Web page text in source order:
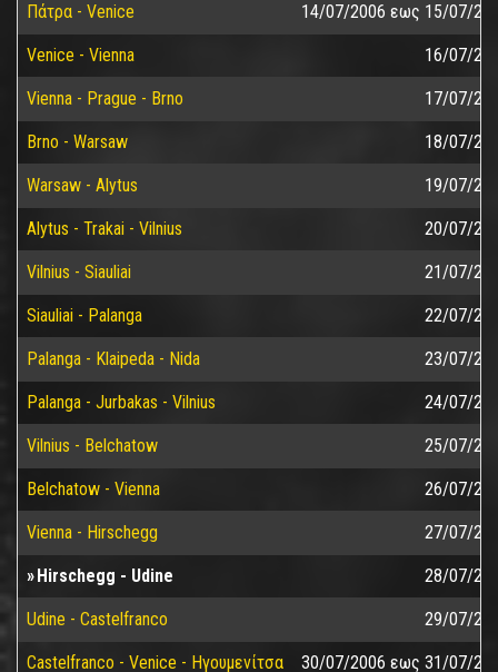
Πάτρα - Venice 14/07/2006 εως 15/07/
Venice - Vienna 16/07/
Vienna - Prague - Brno 17/07/
Brno - Warsaw 18/07/
Warsaw - Alytus 19/07/
Alytus - Trakai - Vilnius 20/07/
Vilnius - Siauliai 21/07/
Siauliai - Palanga 22/07/
Palanga - Klaipeda - Nida 23/07/
Palanga - Jurbakas - Vilnius 24/07/
Vilnius - Belchatow 25/07/
Belchatow - Vienna 26/07/
Vienna - Hirschegg 27/07/
Hirschegg - Udine 28/07/
Udine - Castelfranco 29/07/
Castelfranco - Venice - Ηγουμενίτσα 30/07/2006 εως 31/07/